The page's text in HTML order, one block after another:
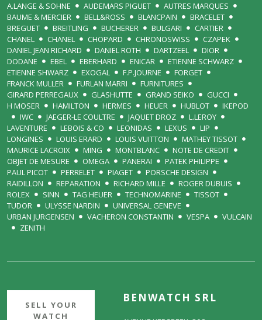
BENWATCH SRL
A.LANGE & SOHNE AUDEMARS PIGUET
AUTRES MARQUES
BAUME & MERCIER
BELL&ROSS BLANCPAIN
BRACELET
BREGUET
BREITLING BUCHERER BULGARI
CARTIER
CHANEL
CHANEL CHOPARD CHRONOSWISS
CZAPEK
DANIEL JEAN RICHARD
DANIEL ROTH DARTZEEL
DIOR
DODANE
EBEL EBERHARD ENICAR
ETIENNE SCHWARZ
ETIENNE SHWARZ
EXOGAL F.P.JOURNE
FORGET
FRANCK MULLER
FURLAN MARRI
FURNITURES
GIRARD PERREGAUX
GLASHUTTE GRAND SEIKO
GUCCI
H MOSER
HAMILTON HERMES HEUER HUBLOT
IKEPOD
IWC
JAEGER-LE COULTRE JAQUET DROZ
L.LEROY
LAVENTURE
LEBOIS & CO LEONIDAS LEXUS
LIP
LONGINES
LOUIS ERARD LOUIS VUITTON
MATHEY TISSOT
MAURICE LACROIX
MING MONTBLANC
NOTE DE CREDIT
OBJET DE MESURE
OMEGA PANERAI
PATEK PHILIPPE
PAUL PICOT
PERRELET PIAGET
PORSCHE DESIGN
RAIDILLON
REPARATION RICHARD MILLE
ROGER DUBUIS
ROLEX
SINN TAG HEUER TECHNOMARINE
TISSOT
TUDOR
ULYSSE NARDIN
UNIVERSAL GENEVE
URBAN JURGENSEN
VACHERON CONSTANTIN VESPA
VULCAIN
ZENITH
SELL YOUR
WATCH